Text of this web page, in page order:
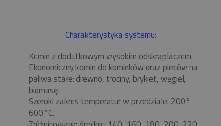
Charakterystyka systemu:
Komin z dodatkowym wysokim odskraplaczem.
Ekonomiczny komin do kominków oraz pieców na
paliwa stałe: drewno, trociny, brykiet, węgiel,
biomasę.
Szeroki zakres temperatur w przedziale: 200° -
600°C.